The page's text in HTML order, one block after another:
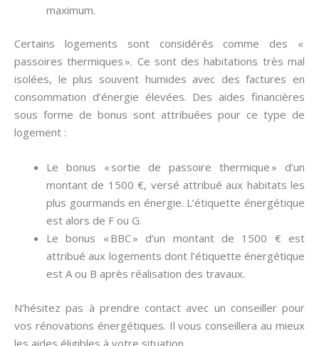
maximum.
Certains logements sont considérés comme des «
passoires thermiques ». Ce sont des habitations très mal
isolées, le plus souvent humides avec des factures en
consommation d’énergie élevées. Des aides financières
sous forme de bonus sont attribuées pour ce type de
logement :
Le bonus « sortie de passoire thermique » d’un
montant de 1500 €, versé attribué aux habitats les
plus gourmands en énergie. L’étiquette énergétique
est alors de F ou G.
Le bonus « BBC » d’un montant de 1500 € est
attribué aux logements dont l’étiquette énergétique
est A ou B après réalisation des travaux.
N’hésitez pas à prendre contact avec un conseiller pour
vos rénovations énergétiques. Il vous conseillera au mieux
les aides éligibles à votre situation.